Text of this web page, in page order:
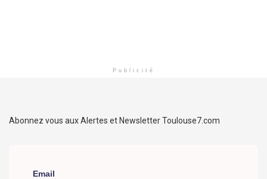
Publicité
Abonnez vous aux Alertes et Newsletter Toulouse7.com
Email